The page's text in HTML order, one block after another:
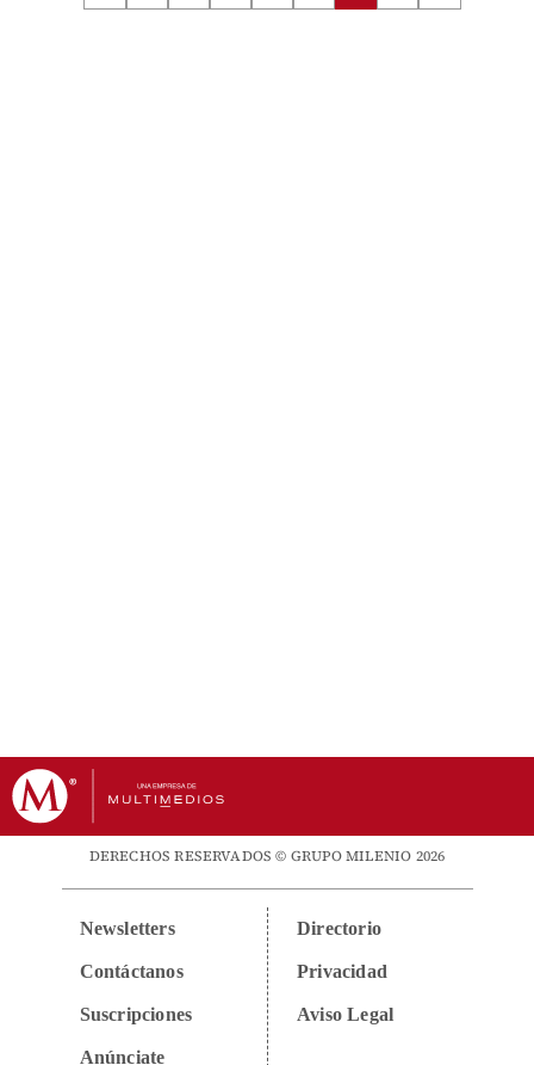
DERECHOS RESERVADOS © GRUPO MILENIO 2026
Newsletters
Contáctanos
Suscripciones
Anúnciate
Directorio
Privacidad
Aviso Legal